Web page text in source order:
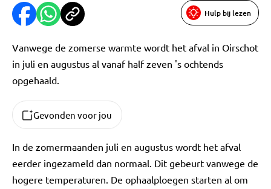
Hulp bij lezen
Vanwege de zomerse warmte wordt het afval in Oirschot
in juli en augustus al vanaf half zeven 's ochtends
opgehaald.
Gevonden voor jou
In de zomermaanden juli en augustus wordt het afval
eerder ingezameld dan normaal. Dit gebeurt vanwege de
hogere temperaturen. De ophaalploegen starten al om